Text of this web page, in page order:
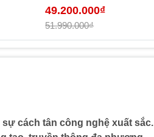
49.200.000₫
51.990.000₫
sự cách tân công nghệ xuất sắc.